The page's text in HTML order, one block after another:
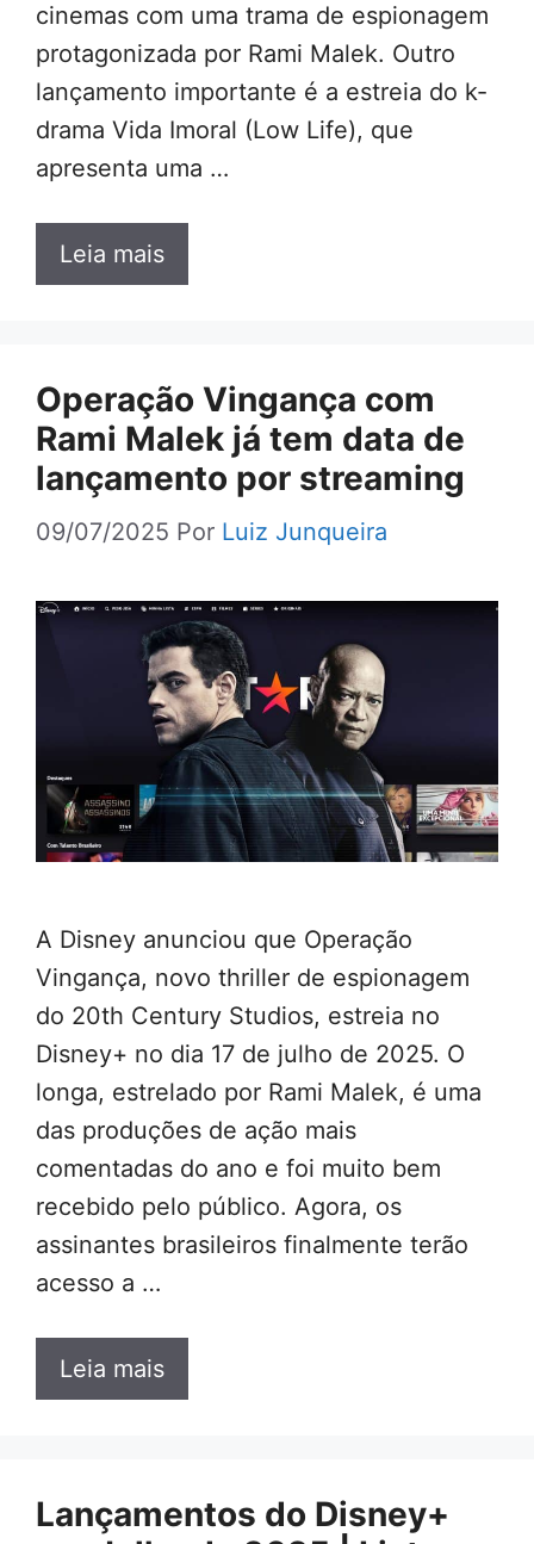
cinemas com uma trama de espionagem
protagonizada por Rami Malek. Outro
lançamento importante é a estreia do k-
drama Vida Imoral (Low Life), que
apresenta uma …
Leia mais
Operação Vingança com
Rami Malek já tem data de
lançamento por streaming
09/07/2025 Por Luiz Junqueira
A Disney anunciou que Operação
Vingança, novo thriller de espionagem
do 20th Century Studios, estreia no
Disney+ no dia 17 de julho de 2025. O
longa, estrelado por Rami Malek, é uma
das produções de ação mais
comentadas do ano e foi muito bem
recebido pelo público. Agora, os
assinantes brasileiros finalmente terão
acesso a …
Leia mais
Lançamentos do Disney+